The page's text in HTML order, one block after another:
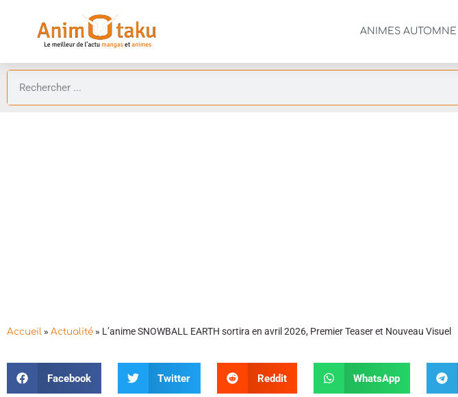
ANIMES AUTOMNE
Accueil » Actualité » L’anime SNOWBALL EARTH sortira en avril 2026, Premier Teaser et Nouveau Visuel
Facebook Twitter Reddit WhatsApp